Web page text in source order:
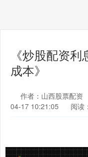
《炒股配资
成本》
作者：山西股票配资
04-17 10:21:05
阅读